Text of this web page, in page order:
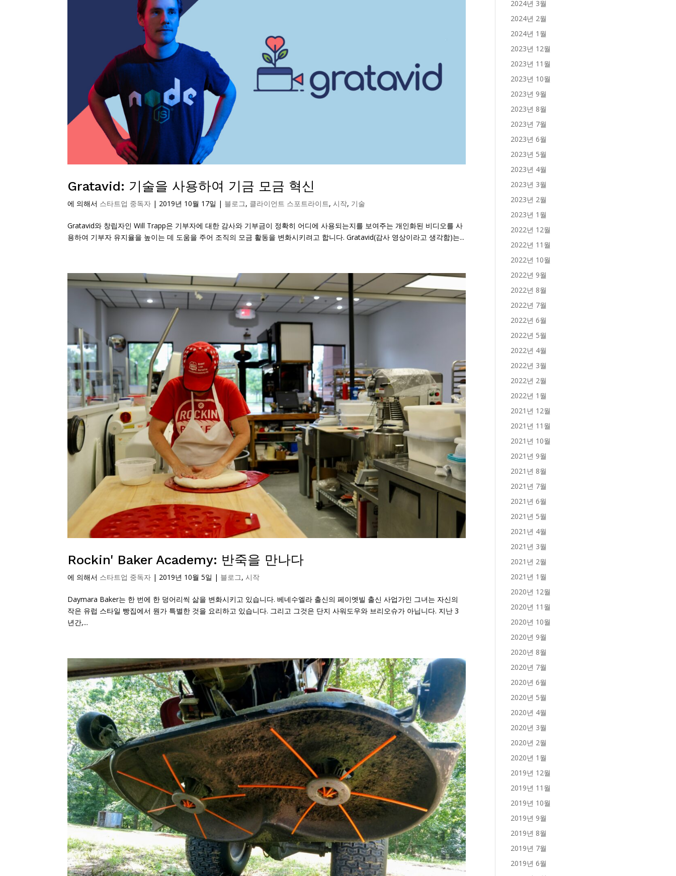
Gratavid: 기술을 사용하여 기금 모금 혁신
에 의해서 스타트업 중독자 | 2019년 10월 17일 | 블로그, 클라이언트 스포트라이트,시작, 기술
Gratavid와 창립자인 Will Trapp은 기부자에 대한 감사와 기부금이 정확히 어디에 사용되는지를 보여주는 개인화된 비디오를 사
용하여 기부자 유지율을 높이는 데 도움을 주어 조직의 모금 활동을 변화시키려고 합니다. Gratavid(감사 영상이라고 생각함)는...
Rockin' Baker Academy: 반죽을 만나다
에 의해서 스타트업 중독자 | 2019년 10월 5일 | 블로그,시작
Daymara Baker는 한 번에 한 덩어리씩 삶을 변화시키고 있습니다. 베네수엘라 출신의 페이엣빌 출신 사업가인 그녀는 자신의
작은 유럽 스타일 빵집에서 뭔가 특별한 것을 요리하고 있습니다. 그리고 그것은 단지 사워도우와 브리오슈가 아닙니다. 지난 3
년간,...
2024년 3월
2024년 2월
2024년 1월
2023년 12월
2023년 11월
2023년 10월
2023년 9월
2023년 8월
2023년 7월
2023년 6월
2023년 5월
2023년 4월
2023년 3월
2023년 2월
2023년 1월
2022년 12월
2022년 11월
2022년 10월
2022년 9월
2022년 8월
2022년 7월
2022년 6월
2022년 5월
2022년 4월
2022년 3월
2022년 2월
2022년 1월
2021년 12월
2021년 11월
2021년 10월
2021년 9월
2021년 8월
2021년 7월
2021년 6월
2021년 5월
2021년 4월
2021년 3월
2021년 2월
2021년 1월
2020년 12월
2020년 11월
2020년 10월
2020년 9월
2020년 8월
2020년 7월
2020년 6월
2020년 5월
2020년 4월
2020년 3월
2020년 2월
2020년 1월
2019년 12월
2019년 11월
2019년 10월
2019년 9월
2019년 8월
2019년 7월
2019년 6월